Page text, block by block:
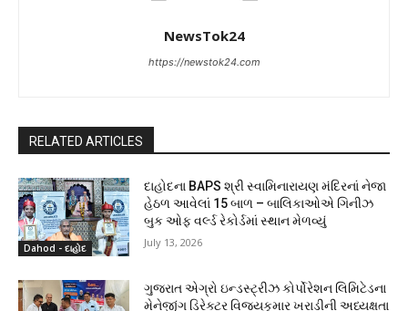
NewsTok24
https://newstok24.com
RELATED ARTICLES
Dahod - દાહોદ
દાહોદના BAPS શ્રી સ્વામિનારાયણ મંદિરનાં નેજા
હેઠળ આવેલાં 15 બાળ – બાલિકાઓએ ગિનીઝ
બુક ઓફ વર્લ્ડ રેકોર્ડમાં સ્થાન મેળવ્યું
July 13, 2026
ગુજરાત એગ્રો ઇન્ડસ્ટ્રીઝ કોર્પોરેશન લિમિટેડના
મેનેજીંગ ડિરેક્ટર વિજયકુમાર ખરાડીની અધ્યક્ષતા